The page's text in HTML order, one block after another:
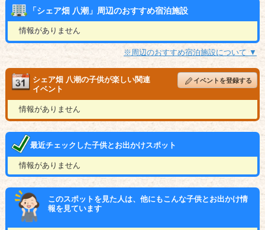
「シェア畑 八潮」周辺のおすすめ宿泊施設
情報がありません
※周辺のおすすめ宿泊施設について ▼
シェア畑 八潮の子供が楽しい関連
イベント
イベントを登録する
情報がありません
最近チェックした子供とお出かけスポット
情報がありません
このスポットを見た人は、他にもこんな子供とお出かけ情
報を見ています